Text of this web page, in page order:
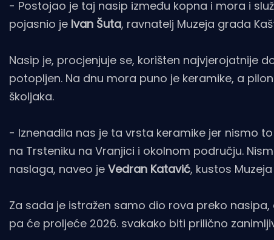
- Postojao je taj nasip između kopna i mora i
pojasnio je Ivan Šuta, ravnatelj Muzeja grada
Nasip je, procjenjuje se, korišten najvjerojatnije
potopljen. Na dnu mora puno je keramike, a
školjaka.
- Iznenadila nas je ta vrsta keramike jer nismo
na Trsteniku na Vranjici i okolnom području.
naslaga, naveo je Vedran Katavić, kustos
Za sada je istražen samo dio rova preko
pa će proljeće 2026. svakako biti prilično